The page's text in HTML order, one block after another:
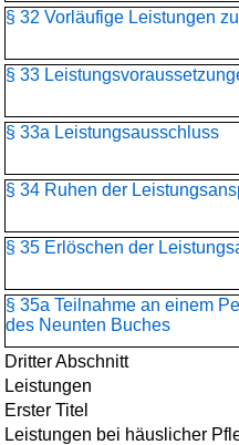
§ 32 Vorläufige Leistungen
§ 33
§ 33a Leistungsausschluss
§ 34 Ruhen der
§ 35 Erlöschen der
§ 35a Teilnahme an einem
des Neunten Buches
Dritter Abschnitt
Leistungen
Erster Titel
Leistungen bei häuslicher